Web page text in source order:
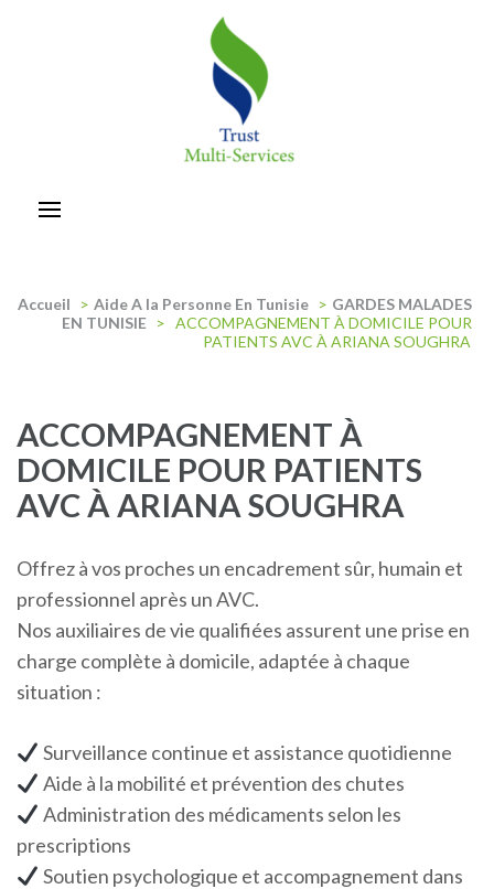
Accueil > Aide A la Personne En Tunisie > GARDES MALADES
EN TUNISIE > ACCOMPAGNEMENT À DOMICILE POUR
PATIENTS AVC À ARIANA SOUGHRA
ACCOMPAGNEMENT À
DOMICILE POUR PATIENTS
AVC À ARIANA SOUGHRA
Offrez à vos proches un encadrement sûr, humain et
professionnel après un AVC.
Nos auxiliaires de vie qualifiées assurent une prise en
charge complète à domicile, adaptée à chaque
situation :
Surveillance continue et assistance quotidienne
Aide à la mobilité et prévention des chutes
Administration des médicaments selon les
prescriptions
Soutien psychologique et accompagnement dans